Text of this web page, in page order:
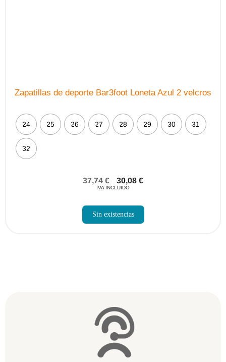
Zapatillas de deporte Bar3foot Loneta Azul 2 velcros
24 25 26 27 28 29 30 31
32
37,74€ 30,08 €
IVA INCLUIDO
Sin existencias